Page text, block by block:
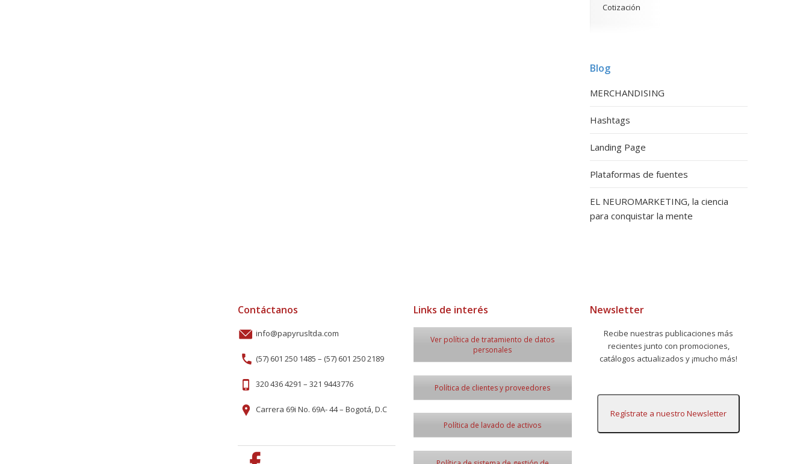
Cotización
Blog
MERCHANDISING
Hashtags
Landing Page
Plataformas de fuentes
EL NEUROMARKETING, la ciencia
para conquistar la mente
Contáctanos
info@papyrusltda.com
(57) 601 250 1485 – (57) 601 250 2189
320 436 4291 – 321 9443776
Carrera 69i No. 69A- 44 – Bogotá, D.C
Links de interés
Ver política de tratamiento de datos
personales
Política de clientes y proveedores
Política de lavado de activos
Newsletter
Recibe nuestras publicaciones más
recientes junto con promociones,
catálogos actualizados y ¡mucho más!
Regístrate a nuestro Newsletter